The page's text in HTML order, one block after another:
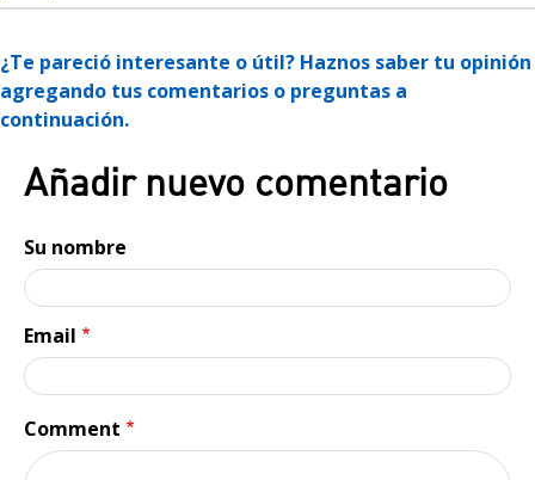
¿Te pareció interesante o útil? Haznos saber tu opinión
agregando tus comentarios o preguntas a
continuación.
Añadir nuevo comentario
Su nombre
Email
Comment